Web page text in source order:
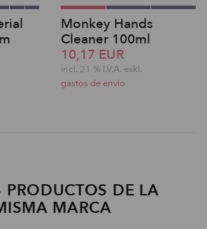
Monkey Hands
Cleaner 100ml
10,17 EUR
incl. 21 % I.V.A. exkl.
gastos de envio
PRODUCTOS DE LA
MARCA